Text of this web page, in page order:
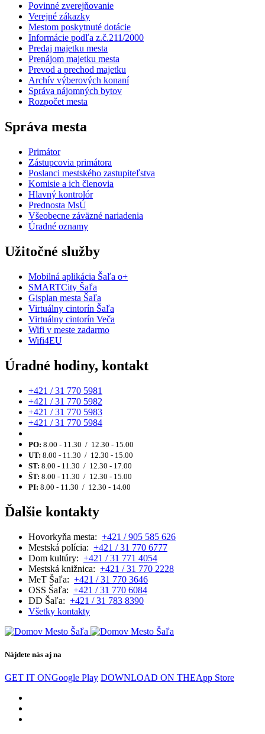
Povinné zverejňovanie
Verejné zákazky
Mestom poskytnuté dotácie
Informácie podľa z.č.211/2000
Predaj majetku mesta
Prenájom majetku mesta
Prevod a prechod majetku
Archív výberových konaní
Správa nájomných bytov
Rozpočet mesta
Správa mesta
Primátor
Zástupcovia primátora
Poslanci mestského zastupiteľstva
Komisie a ich členovia
Hlavný kontrolór
Prednosta MsÚ
Všeobecne záväzné nariadenia
Úradné oznamy
Užitočné služby
Mobilná aplikácia Šaľa o+
SMARTCity Šaľa
Gisplan mesta Šaľa
Virtuálny cintorín Šaľa
Virtuálny cintorín Veča
Wifi v meste zadarmo
Wifi4EU
Úradné hodiny, kontakt
+421 / 31 770 5981
+421 / 31 770 5982
+421 / 31 770 5983
+421 / 31 770 5984
PO: 8.00 - 11.30 / 12.30 - 15.00
UT: 8.00 - 11.30 / 12.30 - 15.00
ST: 8.00 - 11.30 / 12.30 - 17.00
ŠT: 8.00 - 11.30 / 12.30 - 15.00
PI: 8.00 - 11.30 / 12.30 - 14.00
Ďalšie kontakty
Hovorkyňa mesta: +421 / 905 585 626
Mestská polícia: +421 / 31 770 6777
Dom kultúry: +421 / 31 771 4054
Mestská knižnica: +421 / 31 770 2228
MeT Šaľa: +421 / 31 770 3646
OSS Šaľa: +421 / 31 770 6084
DD Šaľa: +421 / 31 783 8390
Všetky kontakty
Nájdete nás aj na
GET IT ONGoogle Play DOWNLOAD ON THEApp Store